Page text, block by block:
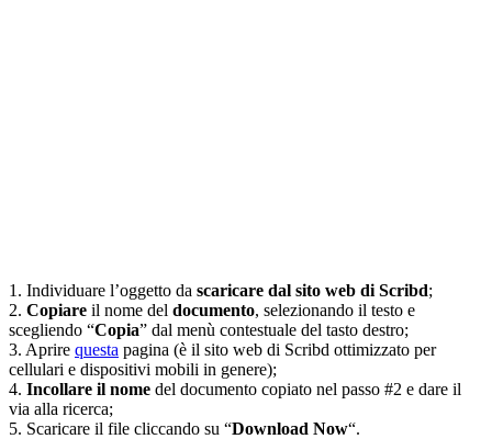
1. Individuare l’oggetto da scaricare dal sito web di Scribd;
2. Copiare il nome del documento, selezionando il testo e
scegliendo “Copia” dal menù contestuale del tasto destro;
3. Aprire questa pagina (è il sito web di Scribd ottimizzato per
cellulari e dispositivi mobili in genere);
4. Incollare il nome del documento copiato nel passo #2 e dare il
via alla ricerca;
5. Scaricare il file cliccando su “Download Now“.